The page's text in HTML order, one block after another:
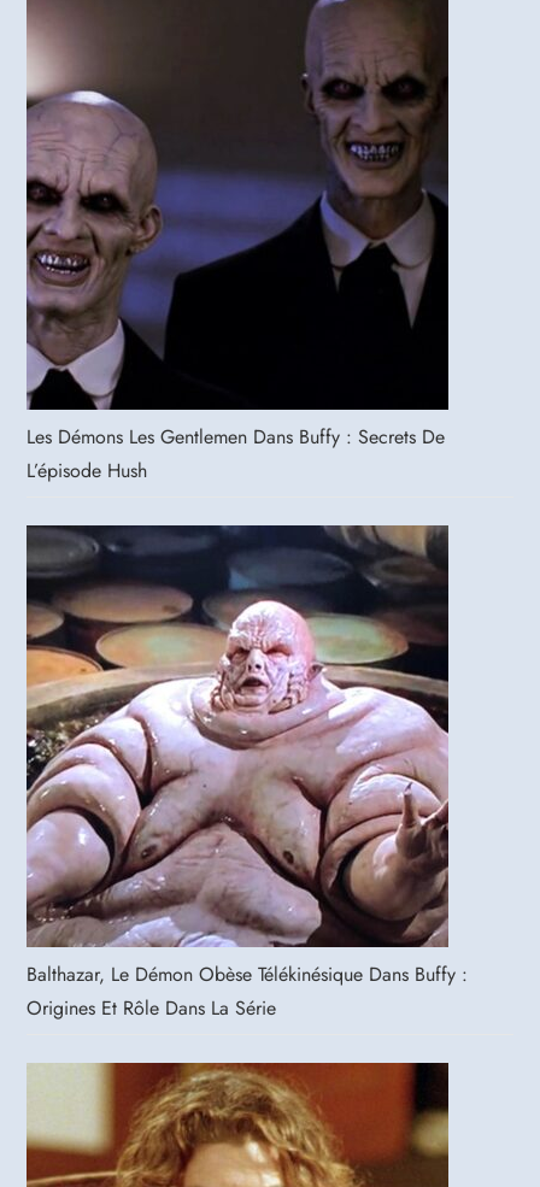
Les Démons Les Gentlemen Dans Buffy : Secrets De
L’épisode Hush
Balthazar, Le Démon Obèse Télékinésique Dans Buffy :
Origines Et Rôle Dans La Série